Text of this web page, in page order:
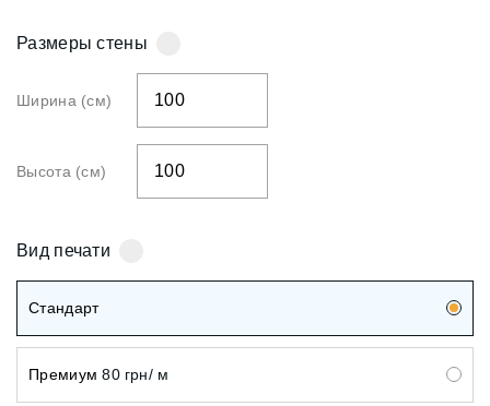
Размеры стены
Ширина (см)
Высота (см)
Вид печати
Стандарт
Премиум 80 грн/ м